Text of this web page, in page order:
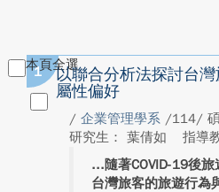
本頁全選
1
以聯合分析法探討台
屬性偏好
/ 企業管理學系 /114/
研究生： 葉倩如
指導
隨著COVID-19後
台灣旅客的旅遊行為